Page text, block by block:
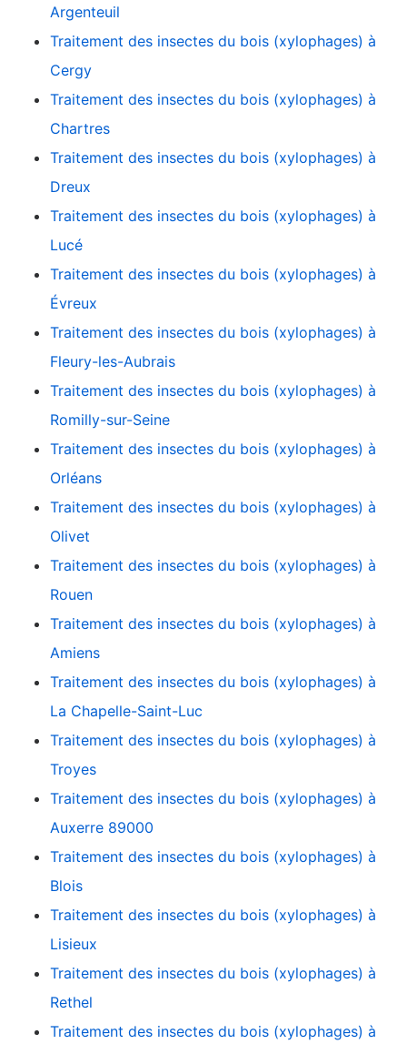
Argenteuil
Traitement des insectes du bois (xylophages) à
Cergy
Traitement des insectes du bois (xylophages) à
Chartres
Traitement des insectes du bois (xylophages) à
Dreux
Traitement des insectes du bois (xylophages) à
Lucé
Traitement des insectes du bois (xylophages) à
Évreux
Traitement des insectes du bois (xylophages) à
Fleury-les-Aubrais
Traitement des insectes du bois (xylophages) à
Romilly-sur-Seine
Traitement des insectes du bois (xylophages) à
Orléans
Traitement des insectes du bois (xylophages) à
Olivet
Traitement des insectes du bois (xylophages) à
Rouen
Traitement des insectes du bois (xylophages) à
Amiens
Traitement des insectes du bois (xylophages) à
La Chapelle-Saint-Luc
Traitement des insectes du bois (xylophages) à
Troyes
Traitement des insectes du bois (xylophages) à
Auxerre 89000
Traitement des insectes du bois (xylophages) à
Blois
Traitement des insectes du bois (xylophages) à
Lisieux
Traitement des insectes du bois (xylophages) à
Rethel
Traitement des insectes du bois (xylophages) à